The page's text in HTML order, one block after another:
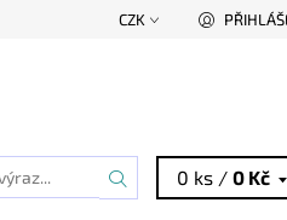
CZK
0 ks /0 Kč